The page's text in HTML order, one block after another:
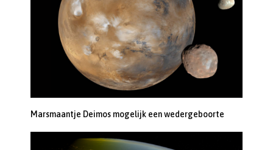
Marsmaantje Deimos mogelijk een wedergeboorte